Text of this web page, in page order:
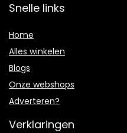
Snelle links
Home
Alles winkelen
Blogs
Onze webshops
Adverteren?
Verklaringen